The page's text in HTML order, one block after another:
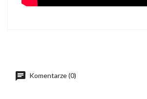
Komentarze (0)